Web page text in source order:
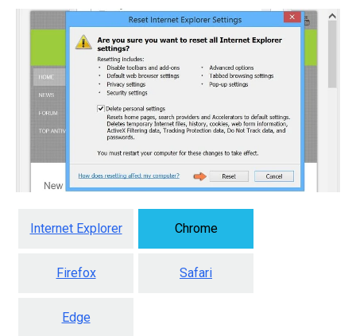
Internet Explorer Chrome
Firefox Safari
Edge